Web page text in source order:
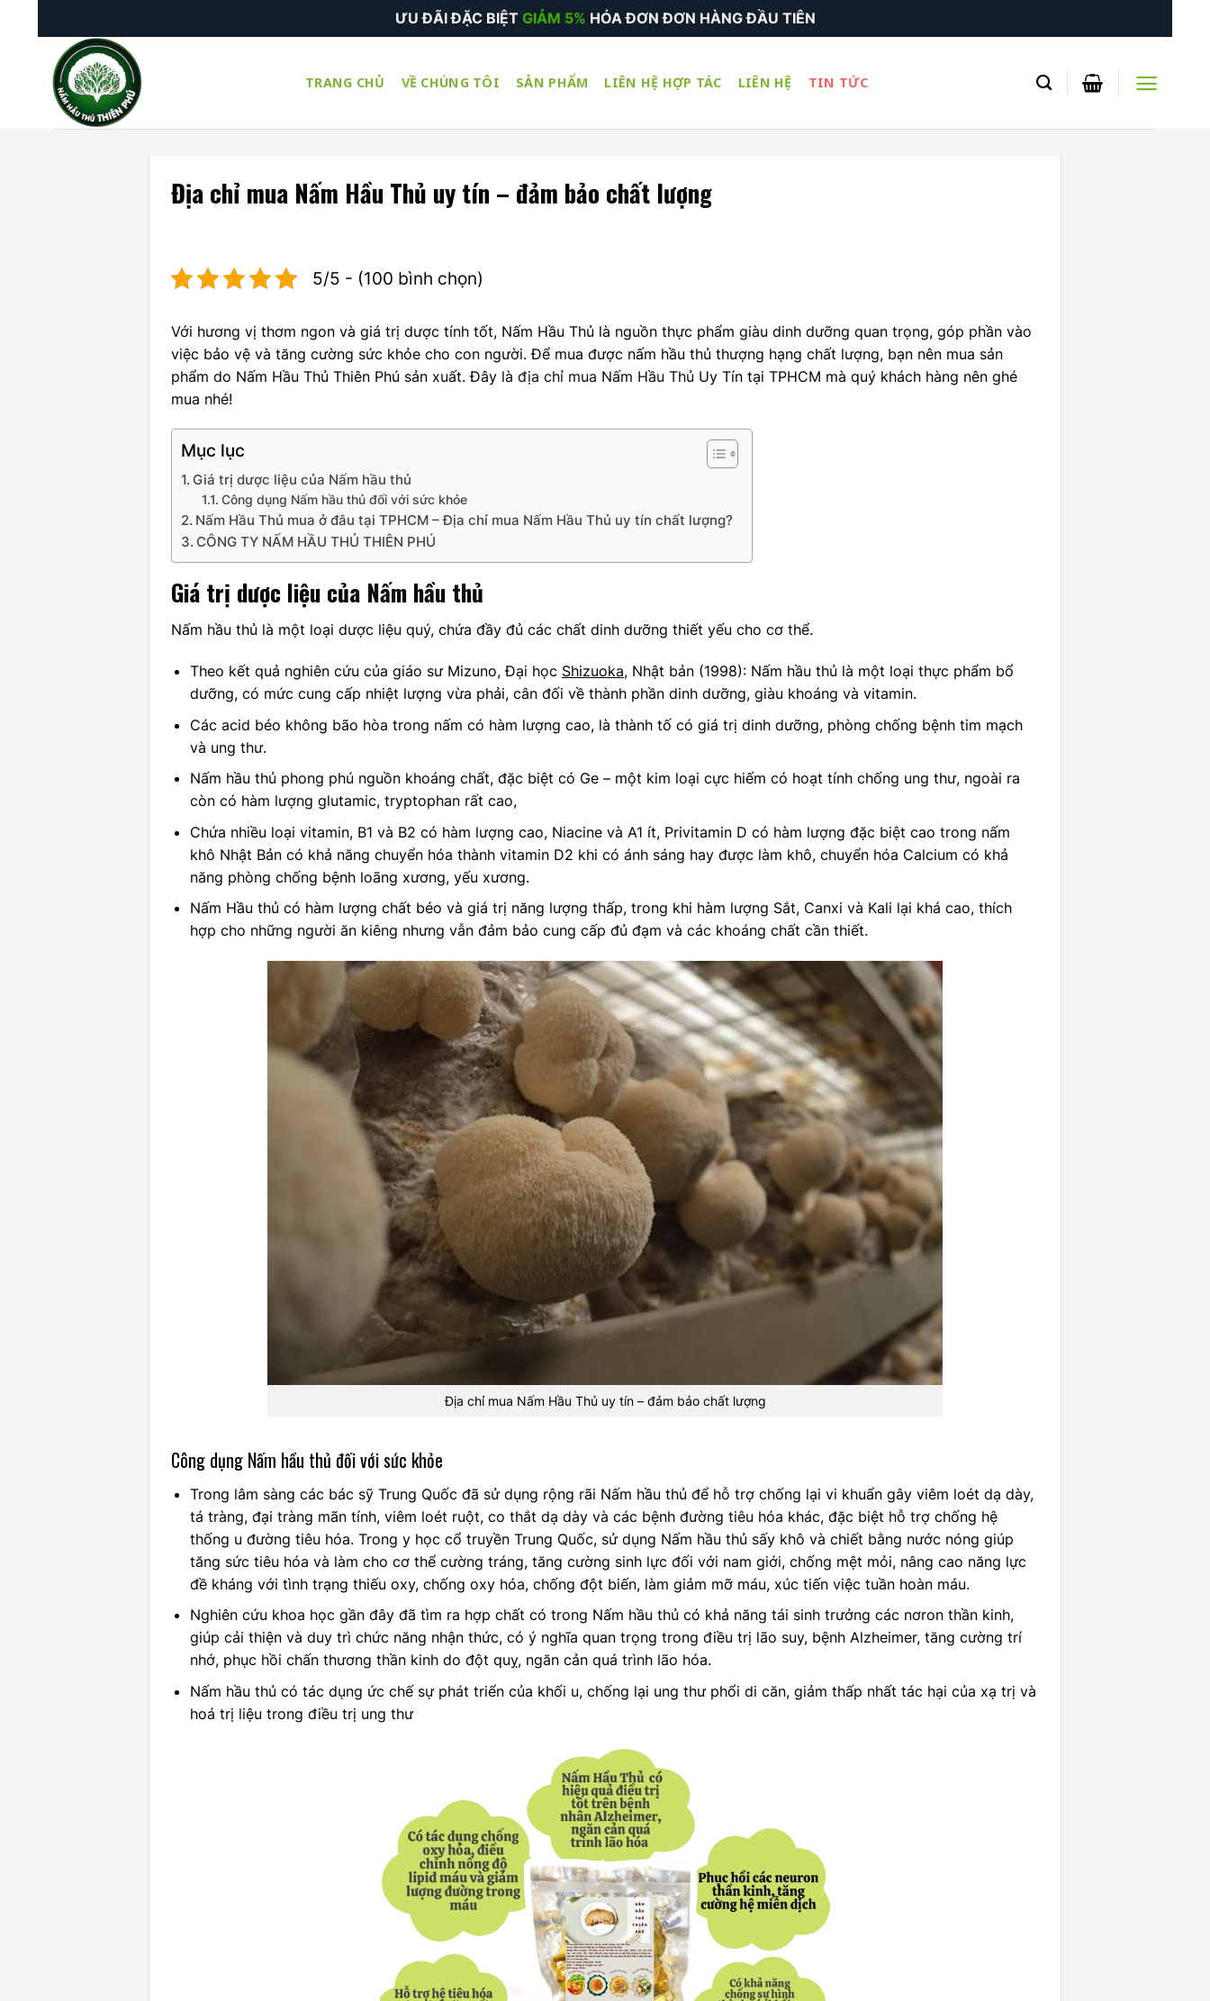
ƯU ĐÃIĐẶC BIỆTDÀNH CHO ĐẠI LÝ - NHÀ PHÂN PHỐI
TRANG CHỦ VỀ CHÚNG TÔI SẢN PHẨM LIÊN HỆ HỢP TÁC LIÊN HỆ TIN TỨC
Địa chỉ mua Nấm Hầu Thủ uy tín – đảm bảo chất lượng
5/5 - (100 bình chọn)
Với hương vị thơm ngon và giá trị dược tính tốt, Nấm Hầu Thủ là nguồn thực phẩm giàu dinh dưỡng quan trọng, góp phần vào
việc bảo vệ và tăng cường sức khỏe cho con người. Để mua được nấm hầu thủ thượng hạng chất lượng, bạn nên mua sản
phẩm do Nấm Hầu Thủ Thiên Phú sản xuất. Đây làđịa chỉ mua Nấm Hầu Thủ Uy Tín tại TPHCM mà quý khách hàng nên ghé
mua nhé!
Mục lục
Giá trị dược liệu của Nấm hầu thủ
Công dụng Nấm hầu thủ đối với sức khỏe
Nấm Hầu Thủ mua ở đâu tại TPHCM – Địa chỉ mua Nấm Hầu Thủ uy tín chất lượng?
CÔNG TY NẤM HẦU THỦ THIÊN PHÚ
Giá trị dược liệu của Nấm hầu thủ
Nấm hầu thủ là một loại dược liệu quý, chứa đầy đủ các chất dinh dưỡng thiết yếu cho cơ thể.
Theo kết quả nghiên cứu của giáo sư Mizuno, Đại học Shizuoka, Nhật bản (1998): Nấm hầu thủ là một loại thực phẩm bổ
dưỡng, có mức cung cấp nhiệt lượng vừa phải, cân đối về thành phần dinh dưỡng, giàu khoáng và vitamin.
Các acid béo không bão hòa trong nấm có hàm lượng cao, là thành tố có giá trị dinh dưỡng, phòng chống bệnh tim mạch
và ung thư.
Nấm hầu thủ phong phú nguồn khoáng chất, đặc biệt có Ge – một kim loại cực hiếm có hoạt tính chống ung thư, ngoài ra
còn có hàm lượng glutamic, tryptophan rất cao,
Chứa nhiều loại vitamin, B1 và B2 có hàm lượng cao, Niacine và A1 ít, Privitamin D có hàm lượng đặc biệt cao trong nấm
khô Nhật Bản có khả năng chuyển hóa thành vitamin D2 khi có ánh sáng hay được làm khô, chuyển hóa Calcium có khả
năng phòng chống bệnh loãng xương, yếu xương.
Nấm Hầu thủ có hàm lượng chất béo và giá trị năng lượng thấp, trong khi hàm lượng Sắt, Canxi và Kali lại khá cao, thích
hợp cho những người ăn kiêng nhưng vẫn đảm bảo cung cấp đủ đạm và các khoáng chất cần thiết.
Địa chỉ mua Nấm Hầu Thủ uy tín – đảm bảo chất lượng
Công dụng Nấm hầu thủ đối với sức khỏe
Trong lâm sàng các bác sỹ Trung Quốc đã sử dụng rộng rãi Nấm hầu thủ để hỗ trợ chống lại vi khuẩn gây viêm loét dạ dày,
tá tràng, đại tràng mãn tính, viêm loét ruột, co thắt dạ dày và các bệnh đường tiêu hóa khác, đặc biệt hỗ trợ chống hệ
thống u đường tiêu hóa. Trong y học cổ truyền Trung Quốc, sử dụng Nấm hầu thủ sấy khô và chiết bằng nước nóng giúp
tăng sức tiêu hóa và làm cho cơ thể cường tráng, tăng cường sinh lực đối với nam giới, chống mệt mỏi, nâng cao năng lực
đề kháng với tình trạng thiếu oxy, chống oxy hóa, chống đột biến, làm giảm mỡ máu, xúc tiến việc tuần hoàn máu.
Nghiên cứu khoa học gần đây đã tìm ra hợp chất có trong Nấm hầu thủ có khả năng tái sinh trưởng các nơron thần kinh,
giúp cải thiện và duy trì chức năng nhận thức, có ý nghĩa quan trọng trong điều trị lão suy, bệnh Alzheimer, tăng cường trí
nhớ, phục hồi chấn thương thần kinh do đột quỵ, ngăn cản quá trình lão hóa.
Nấm hầu thủ có tác dụng ức chế sự phát triển của khối u, chống lại ung thư phổi di căn, giảm thấp nhất tác hại của xạ trị và
hoá trị liệu trong điều trị ung thư